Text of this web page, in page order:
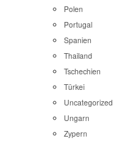
Polen
Portugal
Spanien
Thailand
Tschechien
Türkei
Uncategorized
Ungarn
Zypern